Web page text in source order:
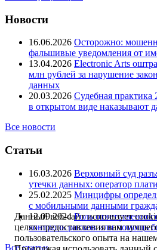
Новости
16.06.2026 Осторожно:
фальшивые уведомления от
13.04.2026 Electronic Arts
млн рублей за нарушение
данных
20.03.2026 Судебная практика
в открытом виде наказывают
Все новости
Статьи
16.03.2026 Верховный суд
утечки данных: оператор
25.02.2025 Минцифры
с мобильными данными
12.09.2024 Роль
контроль рисков или помощь
Все статьи
Данный веб-сайт использует
целях предоставления вам
пользовательского опыта на